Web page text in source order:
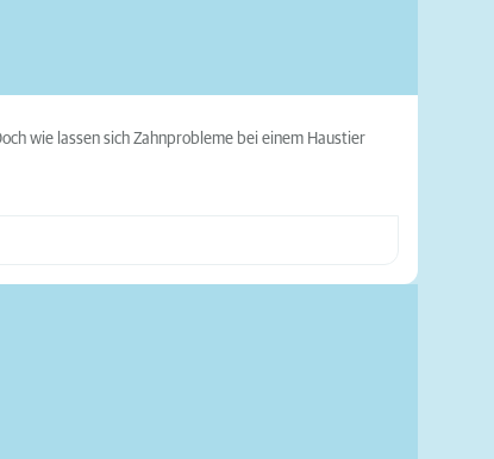
wie lassen sich Zahnprobleme bei einem Haustier